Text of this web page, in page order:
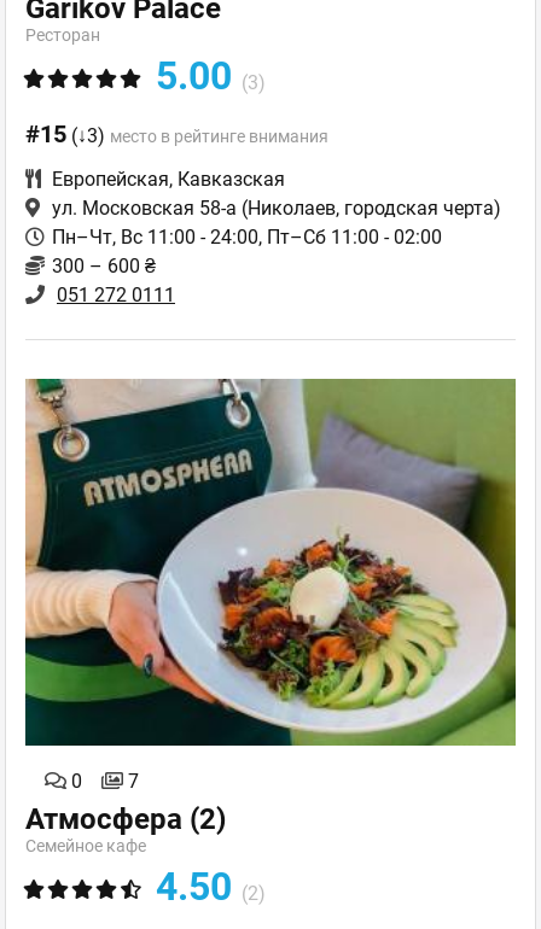
Garikov Palace
Ресторан
5.00 (3)
#15 (↓3) место в рейтинге внимания
Европейская, Кавказская
ул. Московская 58-а (Николаев, городская черта)
Пн–Чт, Вс 11:00 - 24:00, Пт–Сб 11:00 - 02:00
300 – 600 ₴
051 272 0111
0 7
Атмосфера (2)
Семейное кафе
4.50 (2)